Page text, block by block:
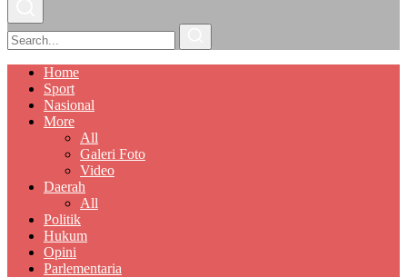
Home
Sport
Nasional
More
All
Galeri Foto
Video
Daerah
All
Politik
Hukum
Opini
Parlementaria